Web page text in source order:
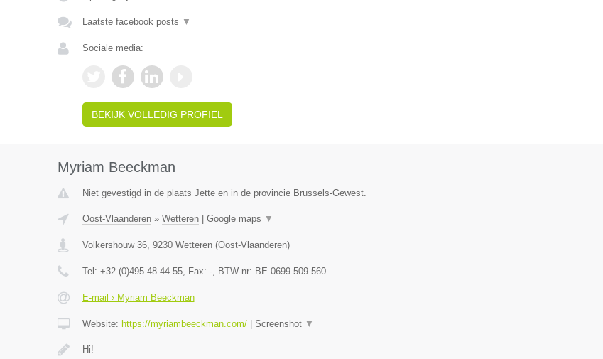
Laatste facebook posts ▼
Sociale media:
BEKIJK VOLLEDIG PROFIEL
Myriam Beeckman
Niet gevestigd in de plaats Jette en in de provincie Brussels-Gewest.
Oost-Vlaanderen» Wetteren| Google maps ▼
Volkershouw 36, 9230 Wetteren(Oost-Vlaanderen)
Tel: +32 (0)495 48 44 55, Fax: -, BTW-nr: BE 0699.509.560
E-mail › Myriam Beeckman
Website: https://myriambeeckman.com/| Screenshot ▼
Hi!